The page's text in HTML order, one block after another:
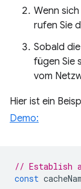
Wenn
rufen Sie
Sobald
fügen Sie
vom
Hier ist ein
Demo:
// Establish a
const